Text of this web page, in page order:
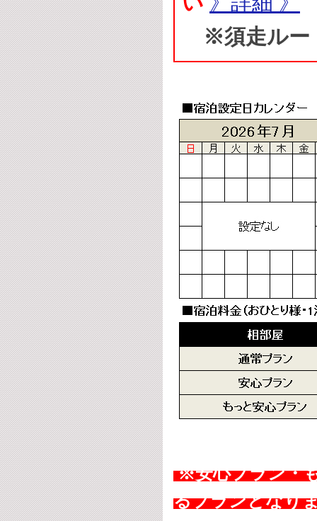
※須走ル
※安心プラン・
るプランとなり